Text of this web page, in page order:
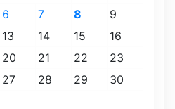
6 7 8
9
13 14 15
16
20 21 22
23
27 28 29
30